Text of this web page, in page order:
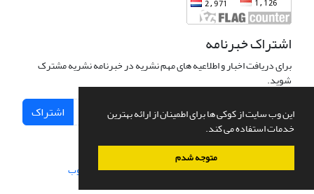
این وب سایت از کوکی ها برای اطمینان از ارائه بهترین
خدمات استفاده می کند.
متوجه شدم
اشتراک خبرنامه
برای دریافت اخبار و اطلاعیه های مهم نشریه در خبرنامه نشریه مشترک
شوید.
اشتراک
سامانه مدیریت نشریات علمی.طراحی و پیاده سازی از سیناوب